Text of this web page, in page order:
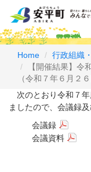
Home 行政組織
【開催結果】令
（令和７年６月２６
次のとおり令和７年
ましたので、会議録
会議録
会議資料